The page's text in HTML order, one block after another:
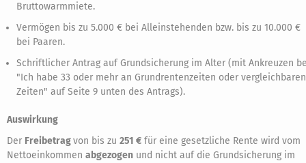
Bruttowarmmiete.
Vermögen bis zu 5.000 € bei Alleinstehenden bzw. bis zu 10.000 €
bei Paaren.
Schriftlicher Antrag auf Grundsicherung im Alter (mit Ankreuzen
"Ich habe 33 oder mehr an Grundrentenzeiten oder vergleichbaren
Zeiten" auf Seite 9 unten des Antrags).
Auswirkung
Der Freibetragvon bis zu 251 € für eine gesetzliche Rente wird vom
Nettoeinkommen abgezogen und nicht auf die Grundsicherung im